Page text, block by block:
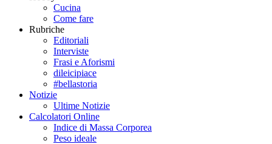
Cucina
Come fare
Rubriche
Editoriali
Interviste
Frasi e Aforismi
dileicipiace
#bellastoria
Notizie
Ultime Notizie
Calcolatori Online
Indice di Massa Corporea
Peso ideale